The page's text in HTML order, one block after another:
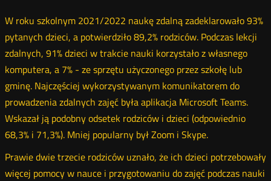
W roku szkolnym 2021/2022 naukę zdalną zadeklarowało 93%
pytanych dzieci, a potwierdziło 89,2% rodziców. Podczas lekcji
zdalnych, 91% dzieci w trakcie nauki korzystało z własnego
komputera, a 7% - ze sprzętu użyczonego przez szkołę lub
gminę. Najczęściej wykorzystywanym komunikatorem do
prowadzenia zdalnych zajęć była aplikacja Microsoft Teams.
Wskazał ją podobny odsetek rodziców i dzieci (odpowiednio
68,3% i 71,3%). Mniej popularny był Zoom i Skype.
Prawie dwie trzecie rodziców uznało, że ich dzieci potrzebowały
więcej pomocy w nauce i przygotowaniu do zajęć podczas nauki